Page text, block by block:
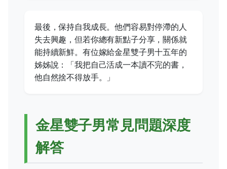
最後，保持自我成長。他們容易對停滯的人
失去興趣，但若你總有新點子分享，關係就
能持續新鮮。有位嫁給金星雙子男十五年的
姊姊說：「我把自己活成一本讀不完的書，
他自然捨不得放手。」
金星雙子男常見問題深度
解答